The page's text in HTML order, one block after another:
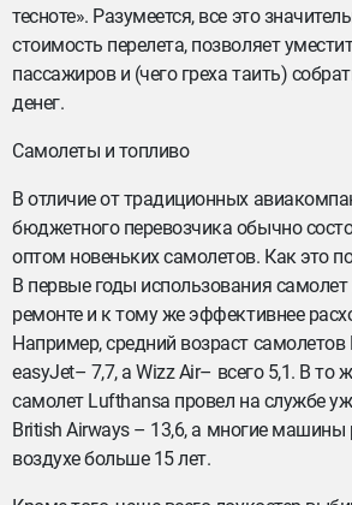
тесноте». Разумеется, все это
стоимость перелета, позволяет
пассажиров и (чего греха таить)
денег.
Самолеты и топливо
В отличие от традиционных
бюджетного перевозчика обычно
оптом новеньких самолетов. Как это
В первые годы использования самолет
ремонте и к тому же эффективнее
Например, средний возраст самолетов
easyJet– 7,7, а Wizz Air– всего 5,1. В то
самолет Lufthansa провел на службе
British Airways – 13,6, а многие машины
воздухе больше 15 лет.